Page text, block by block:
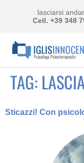
lasciarsi
Cell. +39 348
TAG:
Sticazzi! Con